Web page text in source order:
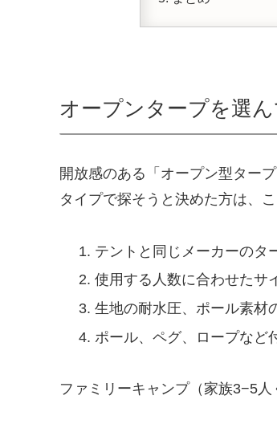
オープンタープを選
開放感のある「オープン型ター
タイプで探そうと決めた方は、
テントと同じメーカーのタ
使用する人数に合わせたサ
生地の耐水圧、ポール素材
ポール、ペグ、ロープなど
ファミリーキャンプ（家族3−5人